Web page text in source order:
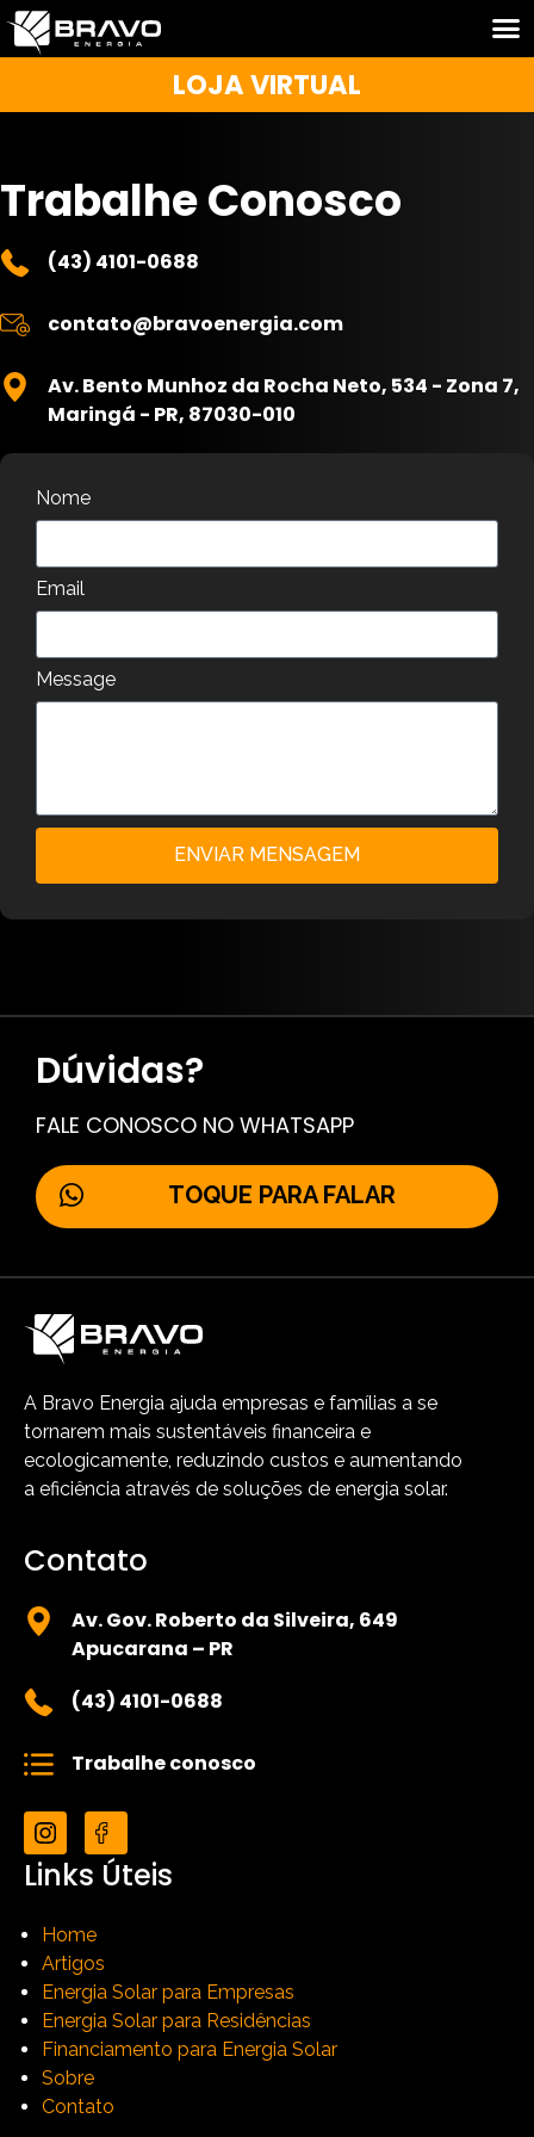
LOJA VIRTUAL
Trabalhe Conosco
(43) 4101-0688
contato@bravoenergia.com
Av. Bento Munhoz da Rocha Neto, 534 - Zona 7,
Maringá - PR, 87030-010
Nome
Email
Message
ENVIAR MENSAGEM
Dúvidas?
FALE CONOSCO NO WHATSAPP
TOQUE PARA FALAR
A Bravo Energia ajuda empresas e famílias a se
tornarem mais sustentáveis financeira e
ecologicamente, reduzindo custos e aumentando
a eficiência através de soluções de energia solar.
Contato
Av. Gov. Roberto da Silveira, 649
Apucarana – PR
(43) 4101-0688
Trabalhe conosco
Links Úteis
Home
Artigos
Energia Solar para Empresas
Energia Solar para Residências
Financiamento para Energia Solar
Sobre
Contato